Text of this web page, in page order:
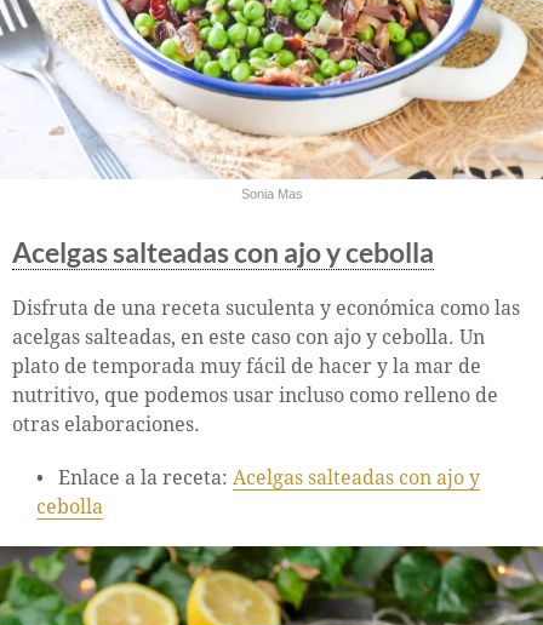
Sonia Mas
Acelgas salteadas con ajo y cebolla
Disfruta de una receta suculenta y económica como las
acelgas salteadas, en este caso con ajo y cebolla. Un
plato de temporada muy fácil de hacer y la mar de
nutritivo, que podemos usar incluso como relleno de
otras elaboraciones.
Enlace a la receta: Acelgas salteadas con ajo y
cebolla